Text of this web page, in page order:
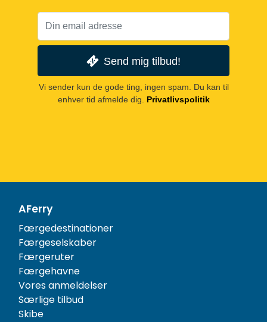
Send mig tilbud!
Vi sender kun de gode ting, ingen spam. Du kan til
enhver tid afmelde dig.
Privatlivspolitik
AFerry
Færgedestinationer
Færgeselskaber
Færgeruter
Færgehavne
Vores anmeldelser
Særlige tilbud
Skibe